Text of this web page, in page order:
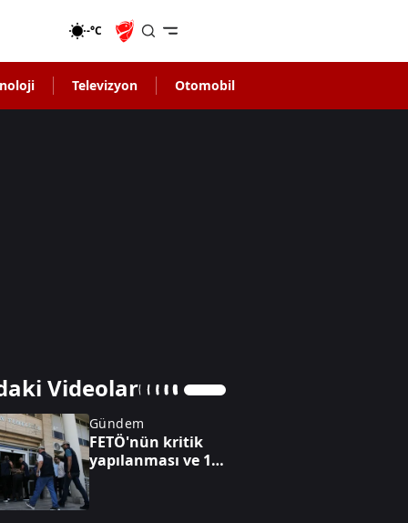
-°C
Televizyon Otomobil
Videolar
Gündem
FETÖ'nün kritik
yapılanması ve 15